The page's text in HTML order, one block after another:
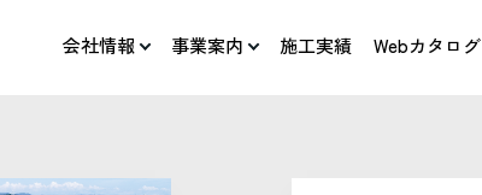
会社情報 事業案内 施工実績 Webカタログ